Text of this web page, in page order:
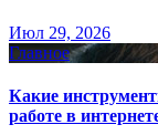
Июл 29, 2026
Главное
Какие
работе в